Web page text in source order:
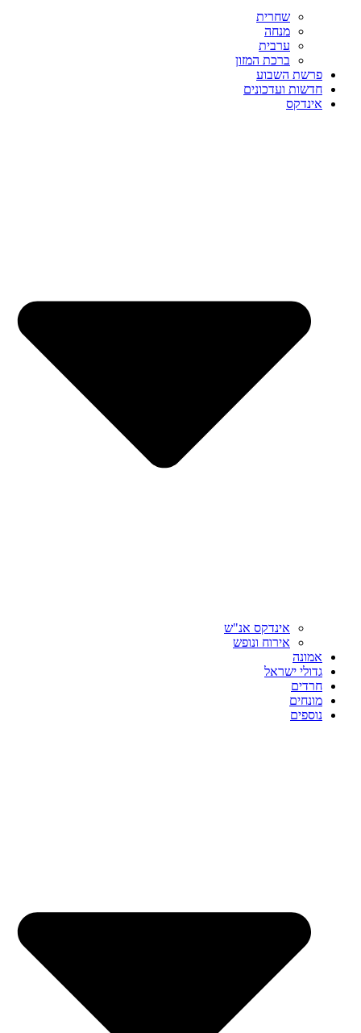
שחרית
מנחה
ערבית
ברכת המזון
פרשת השבוע
חדשות ועדכונים
אינדקס
אינדקס אנ"ש
אירוח ונופש
אמונה
גדולי ישראל
חרדים
מונחים
נוספים